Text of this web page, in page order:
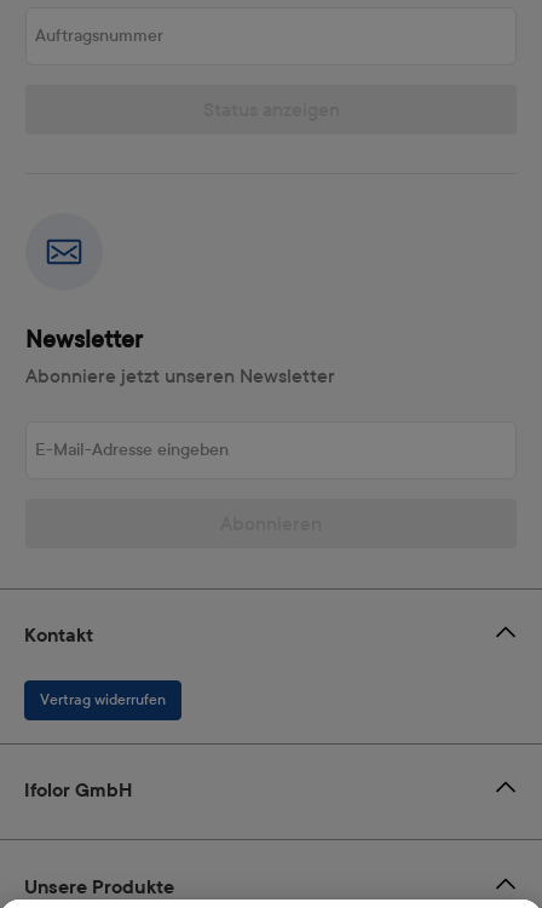
Newsletter
Abonniere jetzt unseren Newsletter
Kontakt
Vertrag widerrufen
Ifolor GmbH
Unsere Produkte